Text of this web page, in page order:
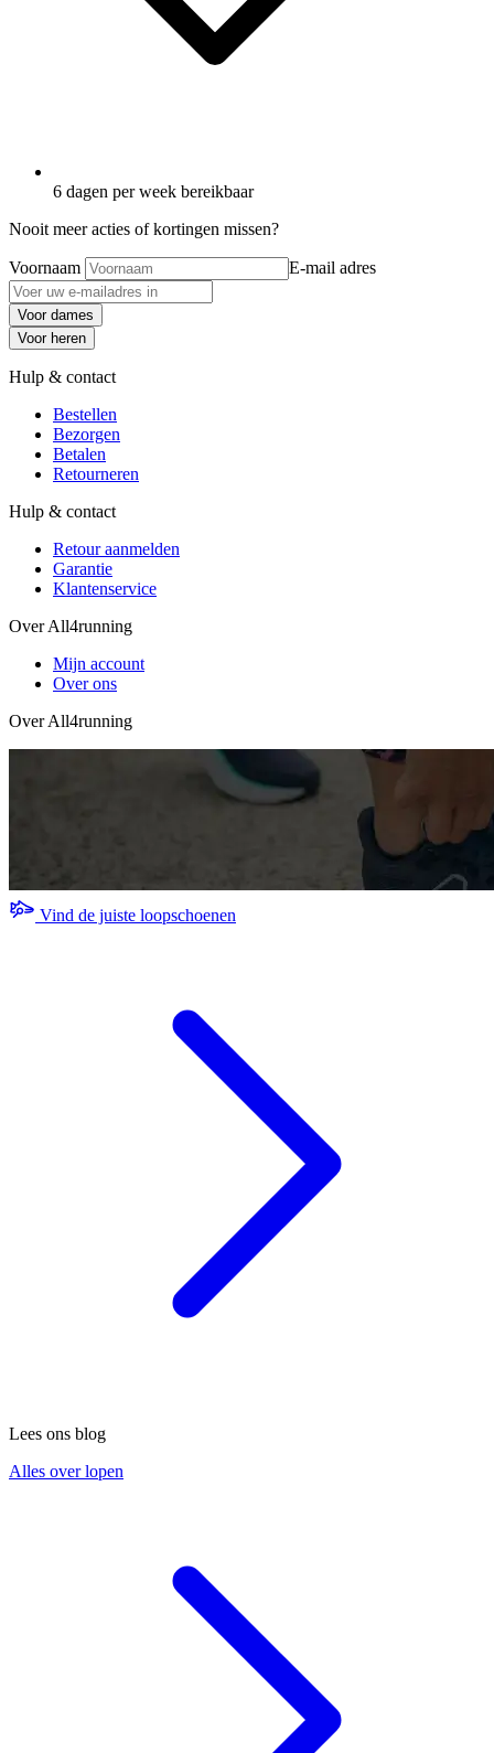
6 dagen per week bereikbaar
Nooit meer acties of kortingen missen?
Voornaam E-mail adres
Voor dames
Voor heren
Hulp & contact
Bestellen
Bezorgen
Betalen
Retourneren
Hulp & contact
Retour aanmelden
Garantie
Klantenservice
Over All4running
Mijn account
Over ons
Over All4running
Vind de juiste loopschoenen
Lees ons blog
Alles over lopen